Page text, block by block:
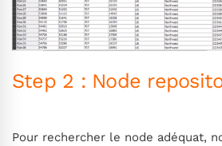
Step 2 : Node
Pour rechercher le node adéquat,